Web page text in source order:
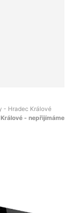
- Hradec Králové
- nepřijímáme